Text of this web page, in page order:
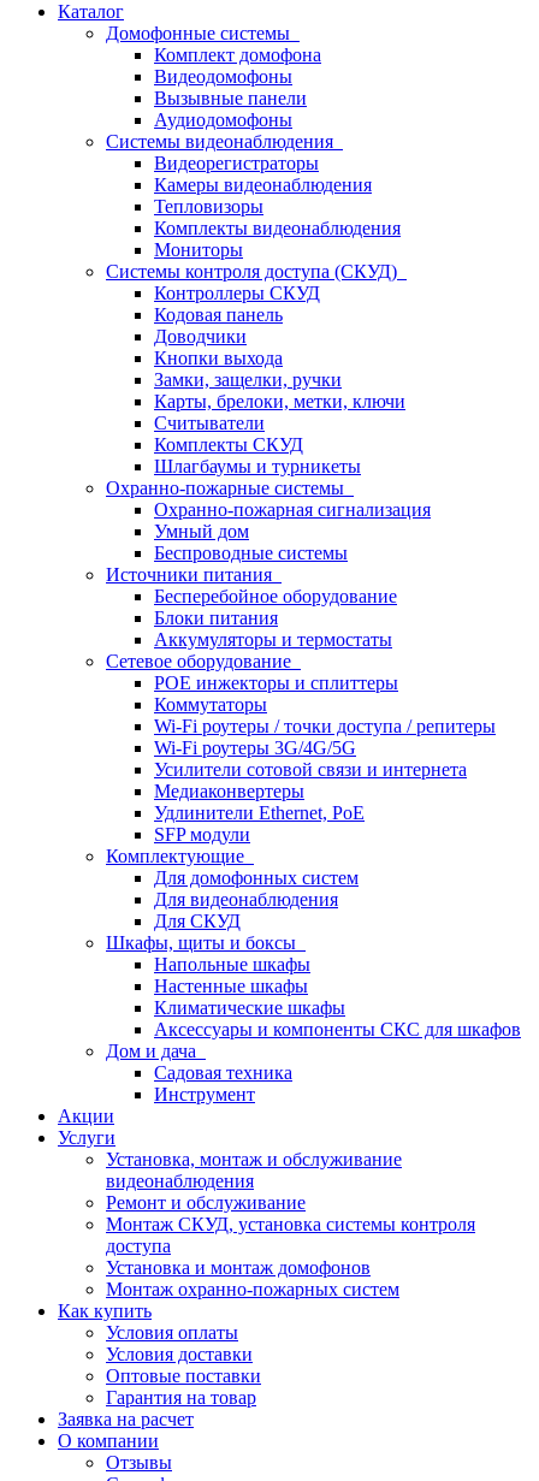
Каталог
Домофонные системы
Комплект домофона
Видеодомофоны
Вызывные панели
Аудиодомофоны
Системы видеонаблюдения
Видеорегистраторы
Камеры видеонаблюдения
Тепловизоры
Комплекты видеонаблюдения
Мониторы
Системы контроля доступа (СКУД)
Контроллеры СКУД
Кодовая панель
Доводчики
Кнопки выхода
Замки, защелки, ручки
Карты, брелоки, метки, ключи
Считыватели
Комплекты СКУД
Шлагбаумы и турникеты
Охранно-пожарные системы
Охранно-пожарная сигнализация
Умный дом
Беспроводные системы
Источники питания
Бесперебойное оборудование
Блоки питания
Аккумуляторы и термостаты
Сетевое оборудование
POE инжекторы и сплиттеры
Коммутаторы
Wi-Fi роутеры / точки доступа / репитеры
Wi-Fi роутеры 3G/4G/5G
Усилители сотовой связи и интернета
Медиаконвертеры
Удлинители Ethernet, PoE
SFP модули
Комплектующие
Для домофонных систем
Для видеонаблюдения
Для СКУД
Шкафы, щиты и боксы
Напольные шкафы
Настенные шкафы
Климатические шкафы
Аксессуары и компоненты СКС для шкафов
Дом и дача
Садовая техника
Инструмент
Акции
Услуги
Установка, монтаж и обслуживание
видеонаблюдения
Ремонт и обслуживание
Монтаж СКУД, установка системы контроля
доступа
Установка и монтаж домофонов
Монтаж охранно-пожарных систем
Как купить
Условия оплаты
Условия доставки
Оптовые поставки
Гарантия на товар
Заявка на расчет
О компании
Отзывы